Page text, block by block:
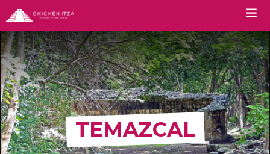
TOURS
Tour Chichen Itza
Chichen Itza Tour Plus
Tour Deluxe Chichen Itza
TEMAZCAL